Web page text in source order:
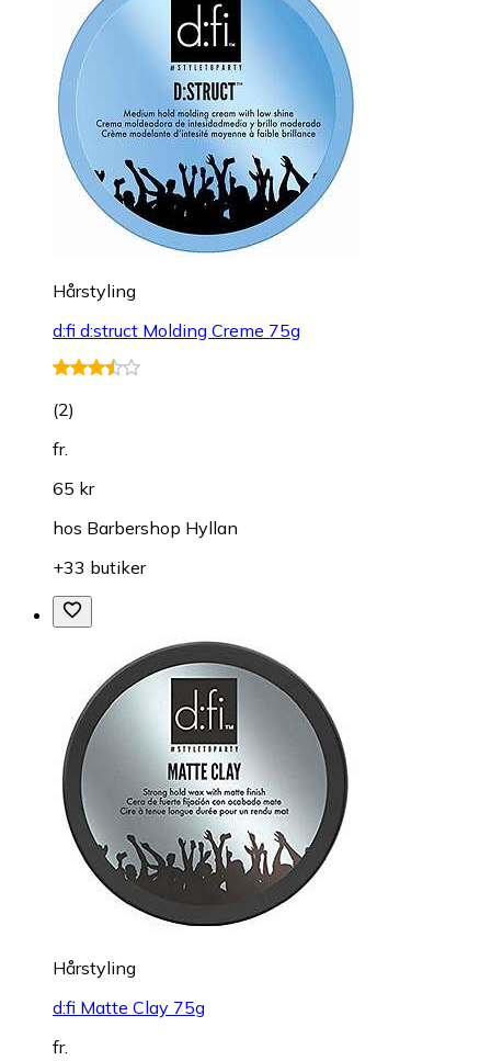
Hårstyling
d:fi d:struct Molding Creme 75g
(2)
fr.
65 kr
hos Barbershop Hyllan
+33 butiker
Hårstyling
d:fi Matte Clay 75g
fr.